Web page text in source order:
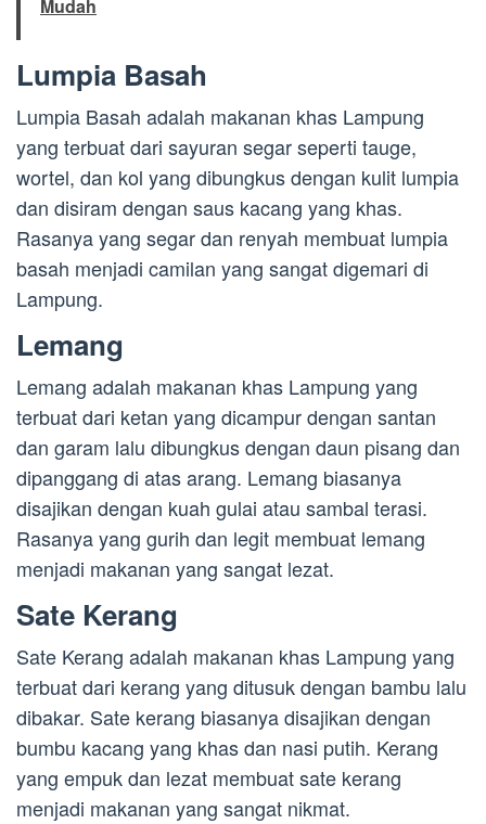
Mudah
Lumpia Basah
Lumpia Basah adalah makanan khas Lampung
yang terbuat dari sayuran segar seperti tauge,
wortel, dan kol yang dibungkus dengan kulit lumpia
dan disiram dengan saus kacang yang khas.
Rasanya yang segar dan renyah membuat lumpia
basah menjadi camilan yang sangat digemari di
Lampung.
Lemang
Lemang adalah makanan khas Lampung yang
terbuat dari ketan yang dicampur dengan santan
dan garam lalu dibungkus dengan daun pisang dan
dipanggang di atas arang. Lemang biasanya
disajikan dengan kuah gulai atau sambal terasi.
Rasanya yang gurih dan legit membuat lemang
menjadi makanan yang sangat lezat.
Sate Kerang
Sate Kerang adalah makanan khas Lampung yang
terbuat dari kerang yang ditusuk dengan bambu lalu
dibakar. Sate kerang biasanya disajikan dengan
bumbu kacang yang khas dan nasi putih. Kerang
yang empuk dan lezat membuat sate kerang
menjadi makanan yang sangat nikmat.